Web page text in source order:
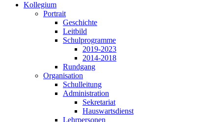
Kollegium
Portrait
Geschichte
Leitbild
Schulprogramme
2019-2023
2014-2018
Rundgang
Organisation
Schulleitung
Administration
Sekretariat
Hauswartsdienst
Lehrpersonen